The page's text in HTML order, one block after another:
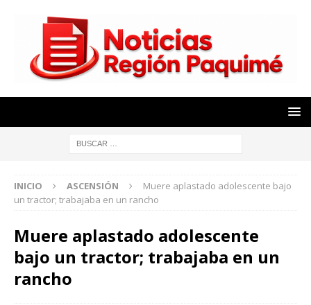
INICIO ASCENSIÓN
Muere aplastado adolescente bajo
un tractor; trabajaba en un rancho
Muere aplastado adolescente
bajo un tractor; trabajaba en un
rancho